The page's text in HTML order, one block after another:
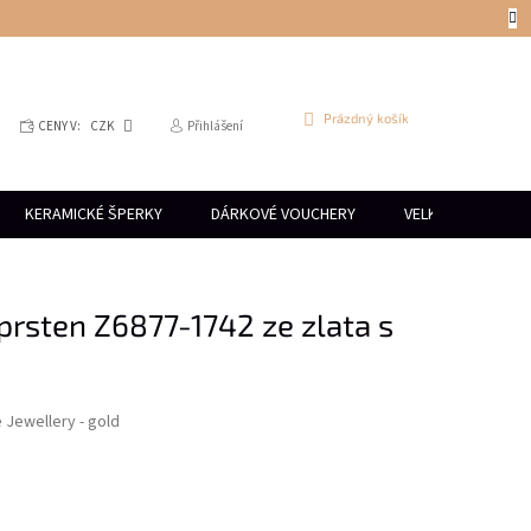
CENY V: CZK Přihlášení
NÁKUPNÍ
Prázdný košík
KERAMICKÉ ŠPERKY DÁRKOVÉ VOUCHERY VELKOOBCHOD
Z6877-1742 ze zlata s
Jewellery - gold